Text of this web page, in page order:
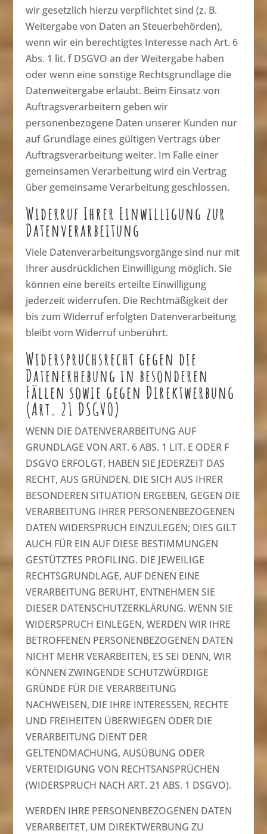
wir gesetzlich hierzu verpflichtet sind (z. B.
Weitergabe von Daten an Steuerbehörden),
wenn wir ein berechtigtes Interesse nach Art. 6
Abs. 1 lit. f DSGVO an der Weitergabe haben
oder wenn eine sonstige Rechtsgrundlage die
Datenweitergabe erlaubt. Beim Einsatz von
Auftragsverarbeitern geben wir
personenbezogene Daten unserer Kunden nur
auf Grundlage eines gültigen Vertrags über
Auftragsverarbeitung weiter. Im Falle einer
gemeinsamen Verarbeitung wird ein Vertrag
über gemeinsame Verarbeitung geschlossen.
Widerruf Ihrer Einwilligung zur
Datenverarbeitung
Viele Datenverarbeitungsvorgänge sind nur mit
Ihrer ausdrücklichen Einwilligung möglich. Sie
können eine bereits erteilte Einwilligung
jederzeit widerrufen. Die Rechtmäßigkeit der
bis zum Widerruf erfolgten Datenverarbeitung
bleibt vom Widerruf unberührt.
Widerspruchsrecht gegen die
Datenerhebung in besonderen
Fällen sowie gegen Direktwerbung
(Art. 21 DSGVO)
WENN DIE DATENVERARBEITUNG AUF
GRUNDLAGE VON ART. 6 ABS. 1 LIT. E ODER F
DSGVO ERFOLGT, HABEN SIE JEDERZEIT DAS
RECHT, AUS GRÜNDEN, DIE SICH AUS IHRER
BESONDEREN SITUATION ERGEBEN, GEGEN DIE
VERARBEITUNG IHRER PERSONENBEZOGENEN
DATEN WIDERSPRUCH EINZULEGEN; DIES GILT
AUCH FÜR EIN AUF DIESE BESTIMMUNGEN
GESTÜTZTES PROFILING. DIE JEWEILIGE
RECHTSGRUNDLAGE, AUF DENEN EINE
VERARBEITUNG BERUHT, ENTNEHMEN SIE
DIESER DATENSCHUTZERKLÄRUNG. WENN SIE
WIDERSPRUCH EINLEGEN, WERDEN WIR IHRE
BETROFFENEN PERSONENBEZOGENEN DATEN
NICHT MEHR VERARBEITEN, ES SEI DENN, WIR
KÖNNEN ZWINGENDE SCHUTZWÜRDIGE
GRÜNDE FÜR DIE VERARBEITUNG
NACHWEISEN, DIE IHRE INTERESSEN, RECHTE
UND FREIHEITEN ÜBERWIEGEN ODER DIE
VERARBEITUNG DIENT DER
GELTENDMACHUNG, AUSÜBUNG ODER
VERTEIDIGUNG VON RECHTSANSPRÜCHEN
(WIDERSPRUCH NACH ART. 21 ABS. 1 DSGVO).
WERDEN IHRE PERSONENBEZOGENEN DATEN
VERARBEITET, UM DIREKTWERBUNG ZU